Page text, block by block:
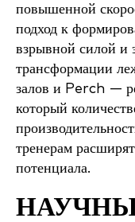
повышенной
подход к
взрывной силой и
трансформации
залов и Perch —
который
тренерам
потенциала.